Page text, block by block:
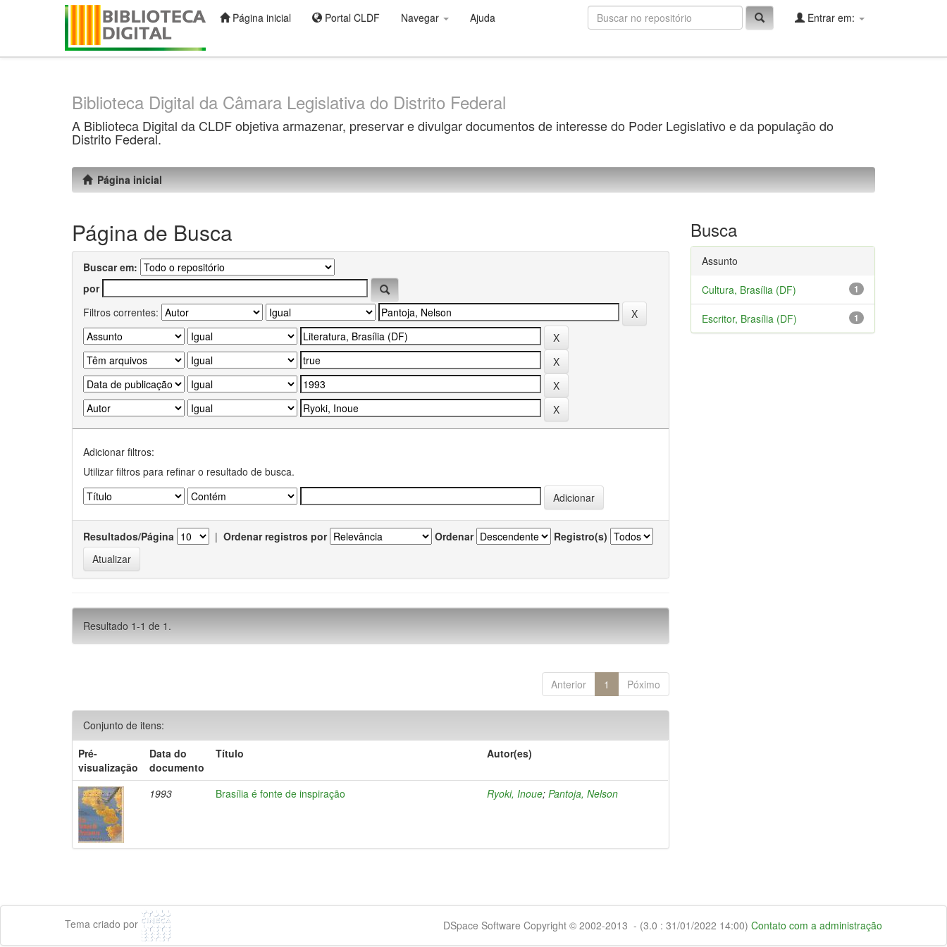
Página inicial Portal CLDF Navegar Ajuda Entrar em:
Biblioteca Digital da Câmara Legislativa do Distrito Federal
A Biblioteca Digital da CLDF objetiva armazenar, preservar e divulgar documentos de interesse do Poder Legislativo e da população do
Distrito Federal.
Página inicial
Página de Busca
Buscar em:
por
Filtros correntes:
Adicionar filtros:
Utilizar filtros para refinar o resultado de busca.
Resultados/Página | Ordenar registros por Ordenar Registro(s)
Resultado 1-1 de 1.
Anterior 1 Póximo
Conjunto de itens:
Pré-
visualização
Data do
documento
Título Autor(es)
1993 Brasília é fonte de inspiração Ryoki, Inoue;Pantoja, Nelson
Busca
Assunto
1
Cultura, Brasília (DF)
1
Escritor, Brasília (DF)
Tema criado por DSpace Software Copyright © 2002-2013 - (3.0 : 31/01/2022 14:00) Contato com a administração